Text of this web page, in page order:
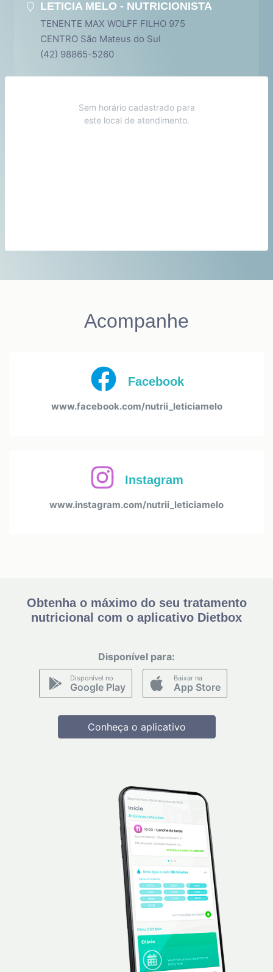
LETICIA MELO - NUTRICIONISTA
TENENTE MAX WOLFF FILHO 975
CENTRO São Mateus do Sul
(42) 98865-5260
Sem horário cadastrado para
este local de atendimento.
Acompanhe
Facebook
www.facebook.com/nutrii_leticiamelo
Instagram
www.instagram.com/nutrii_leticiamelo
Obtenha o máximo do seu tratamento
nutricional com o aplicativo Dietbox
Disponível para:
Disponível no
Google Play
Baixar na
App Store
Conheça o aplicativo